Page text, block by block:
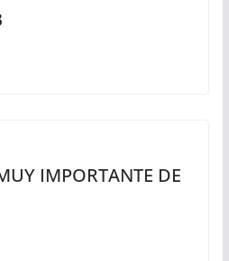
IMPORTANTE DE